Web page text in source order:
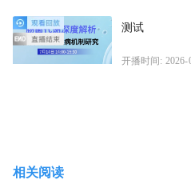
测试
开播时间: 2026-
相关阅读